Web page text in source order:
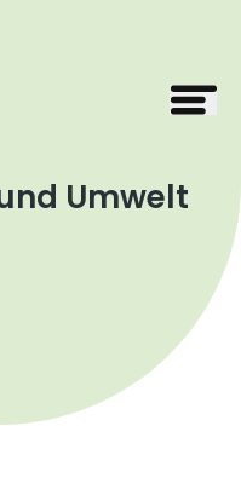
Umwelt